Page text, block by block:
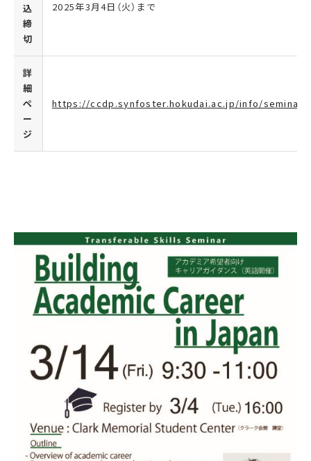
込
締
切
2025年3月4日（火）まで
詳
細
ペ
ー
ジ
https://ccdp.synfoster.hokudai.ac.jp/info/